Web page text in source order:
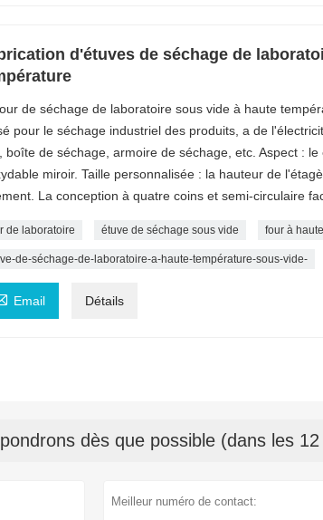
d'étuves de séchage de
de séchage de laboratoire sous vide à haute
pour le séchage industriel des produits, a de
boîte de séchage, armoire de séchage, etc. Aspect :
miroir. Taille personnalisée : la hauteur de
La conception à quatre coins et semi-circulaire
de laboratoire étuve de séchage sous vide four à
de-séchage-de-laboratoire-a-haute-température-sous-vide-
Email Détails
dès que possible (dans les